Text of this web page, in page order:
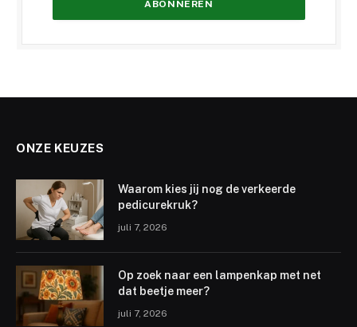
ONZE KEUZES
Waarom kies jij nog de verkeerde
pedicurekruk?
juli 7, 2026
Op zoek naar een lampenkap met net
dat beetje meer?
juli 7, 2026